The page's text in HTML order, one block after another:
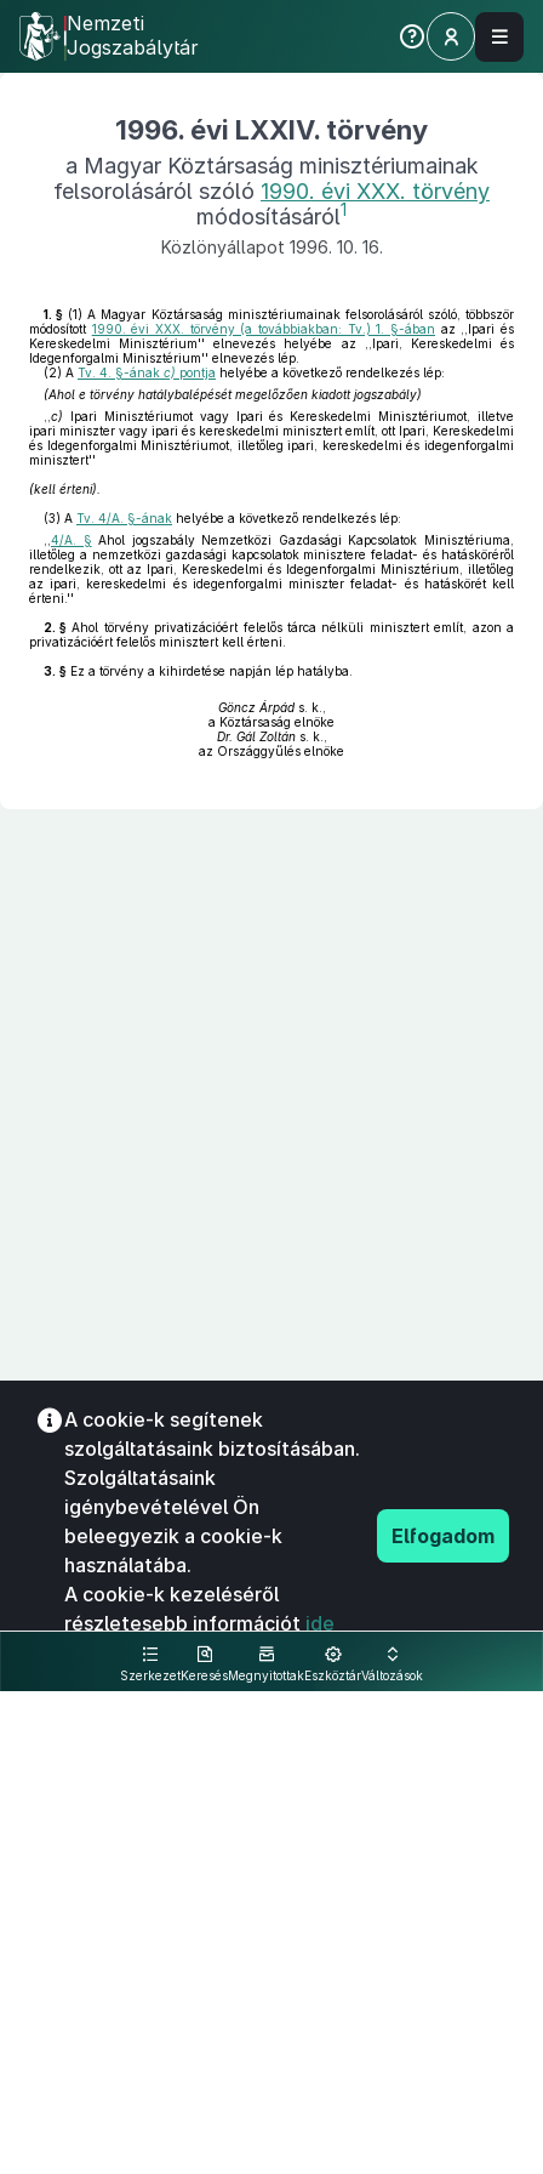
Nemzeti
Jogszabálytár
1996. évi LXXIV. törvény
a Magyar Köztársaság minisztériumainak
felsorolásáról szóló 1990. évi XXX. törvény
módosításáról1
Közlönyállapot 1996. 10. 16.
1. § (1) A Magyar Köztársaság minisztériumainak felsorolásáról szóló, többször
módosított 1990. évi XXX. törvény (a továbbiakban: Tv.) 1. §-ában az ,,Ipari és
Kereskedelmi Minisztérium'' elnevezés helyébe az ,,Ipari, Kereskedelmi és
Idegenforgalmi Minisztérium'' elnevezés lép.
(2) A Tv. 4. §-ának c) pontja helyébe a következő rendelkezés lép:
(Ahol e törvény hatálybalépését megelőzően kiadott jogszabály)
c) Ipari Minisztériumot vagy Ipari és Kereskedelmi Minisztériumot, illetve
ipari miniszter vagy ipari és kereskedelmi minisztert említ, ott Ipari, Kereskedelmi
és Idegenforgalmi Minisztériumot, illetőleg ipari, kereskedelmi és idegenforgalmi
minisztert''
(kell érteni).
(3) A Tv. 4/A. §-ának helyébe a következő rendelkezés lép:
4/A. § Ahol jogszabály Nemzetközi Gazdasági Kapcsolatok Minisztériuma,
illetőleg a nemzetközi gazdasági kapcsolatok minisztere feladat- és hatásköréről
rendelkezik, ott az Ipari, Kereskedelmi és Idegenforgalmi Minisztérium, illetőleg
az ipari, kereskedelmi és idegenforgalmi miniszter feladat- és hatáskörét kell
érteni.''
2. § Ahol törvény privatizációért felelős tárca nélküli minisztert említ, azon a
privatizációért felelős minisztert kell érteni.
3. § Ez a törvény a kihirdetése napján lép hatályba.
Göncz Árpáds. k.,
a Köztársaság elnöke
Dr. Gál Zoltáns. k.,
az Országgyűlés elnöke
SzerkezetKeresésMegnyitottakEszköztárVáltozások
A cookie-k segítenek
szolgáltatásaink biztosításában.
Szolgáltatásaink
igénybevételével Ön
beleegyezik a cookie-k
használatába.
A cookie-k kezeléséről
részletesebb információt ide
kattintva olvashat.
Elfogadom